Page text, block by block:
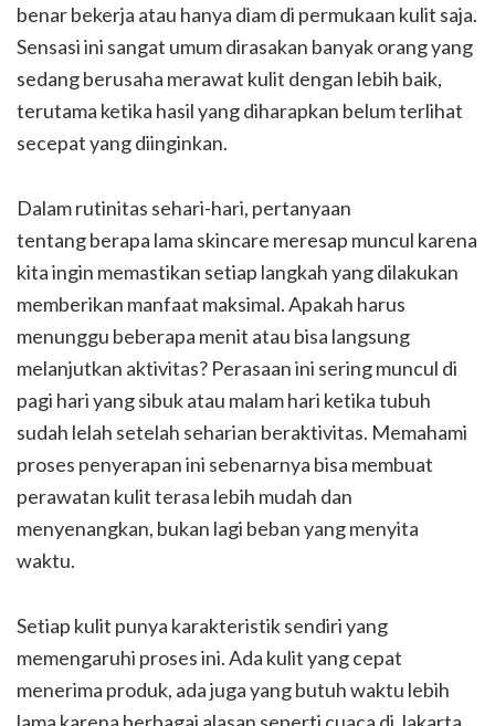
benar bekerja atau hanya diam di permukaan kulit saja.
Sensasi ini sangat umum dirasakan banyak orang yang
sedang berusaha merawat kulit dengan lebih baik,
terutama ketika hasil yang diharapkan belum terlihat
secepat yang diinginkan.
Dalam rutinitas sehari-hari, pertanyaan
tentang berapa lama skincare meresap muncul karena
kita ingin memastikan setiap langkah yang dilakukan
memberikan manfaat maksimal. Apakah harus
menunggu beberapa menit atau bisa langsung
melanjutkan aktivitas? Perasaan ini sering muncul di
pagi hari yang sibuk atau malam hari ketika tubuh
sudah lelah setelah seharian beraktivitas. Memahami
proses penyerapan ini sebenarnya bisa membuat
perawatan kulit terasa lebih mudah dan
menyenangkan, bukan lagi beban yang menyita
waktu.
Setiap kulit punya karakteristik sendiri yang
memengaruhi proses ini. Ada kulit yang cepat
menerima produk, ada juga yang butuh waktu lebih